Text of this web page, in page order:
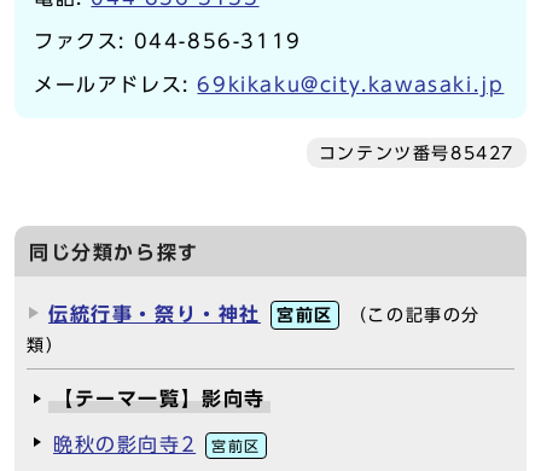
ファクス: 044-856-3119
メールアドレス:69kikaku@city.kawasaki.jp
コンテンツ番号85427
同じ分類から探す
伝統行事・祭り・神社 宮前区
（この記事の分
類）
【テーマ一覧】影向寺
晩秋の影向寺2 宮前区